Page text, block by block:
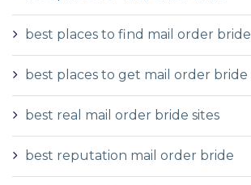
best places to find mail order bride
best places to get mail order bride
best real mail order bride sites
best reputation mail order bride